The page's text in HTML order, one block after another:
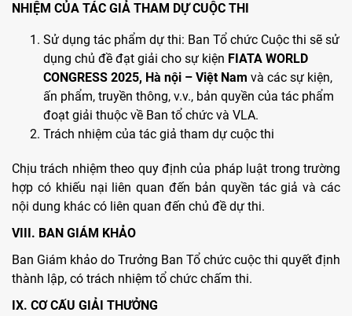
NHIỆM CỦA TÁC GIẢ THAM DỰ CUỘC THI
Sử dụng tác phẩm dự thi: Ban Tổ chức Cuộc thi sẽ sử
dụng chủ đề đạt giải cho sự kiện FIATA WORLD
CONGRESS 2025, Hà nội – Việt Nam và các sự kiện,
ấn phẩm, truyền thông, v.v., bản quyền của tác phẩm
đoạt giải thuộc về Ban tổ chức và VLA.
Trách nhiệm của tác giả tham dự cuộc thi
Chịu trách nhiệm theo quy định của pháp luật trong trường
hợp có khiếu nại liên quan đến bản quyền tác giả và các
nội dung khác có liên quan đến chủ đề dự thi.
VIII. BAN GIÁM KHẢO
Ban Giám khảo do Trưởng Ban Tổ chức cuộc thi quyết định
thành lập, có trách nhiệm tổ chức chấm thi.
IX. CƠ CẤU GIẢI THƯỞNG